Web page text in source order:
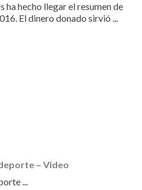
ha hecho llegar el resumen de
El dinero donado sirvió ...
– Video
...